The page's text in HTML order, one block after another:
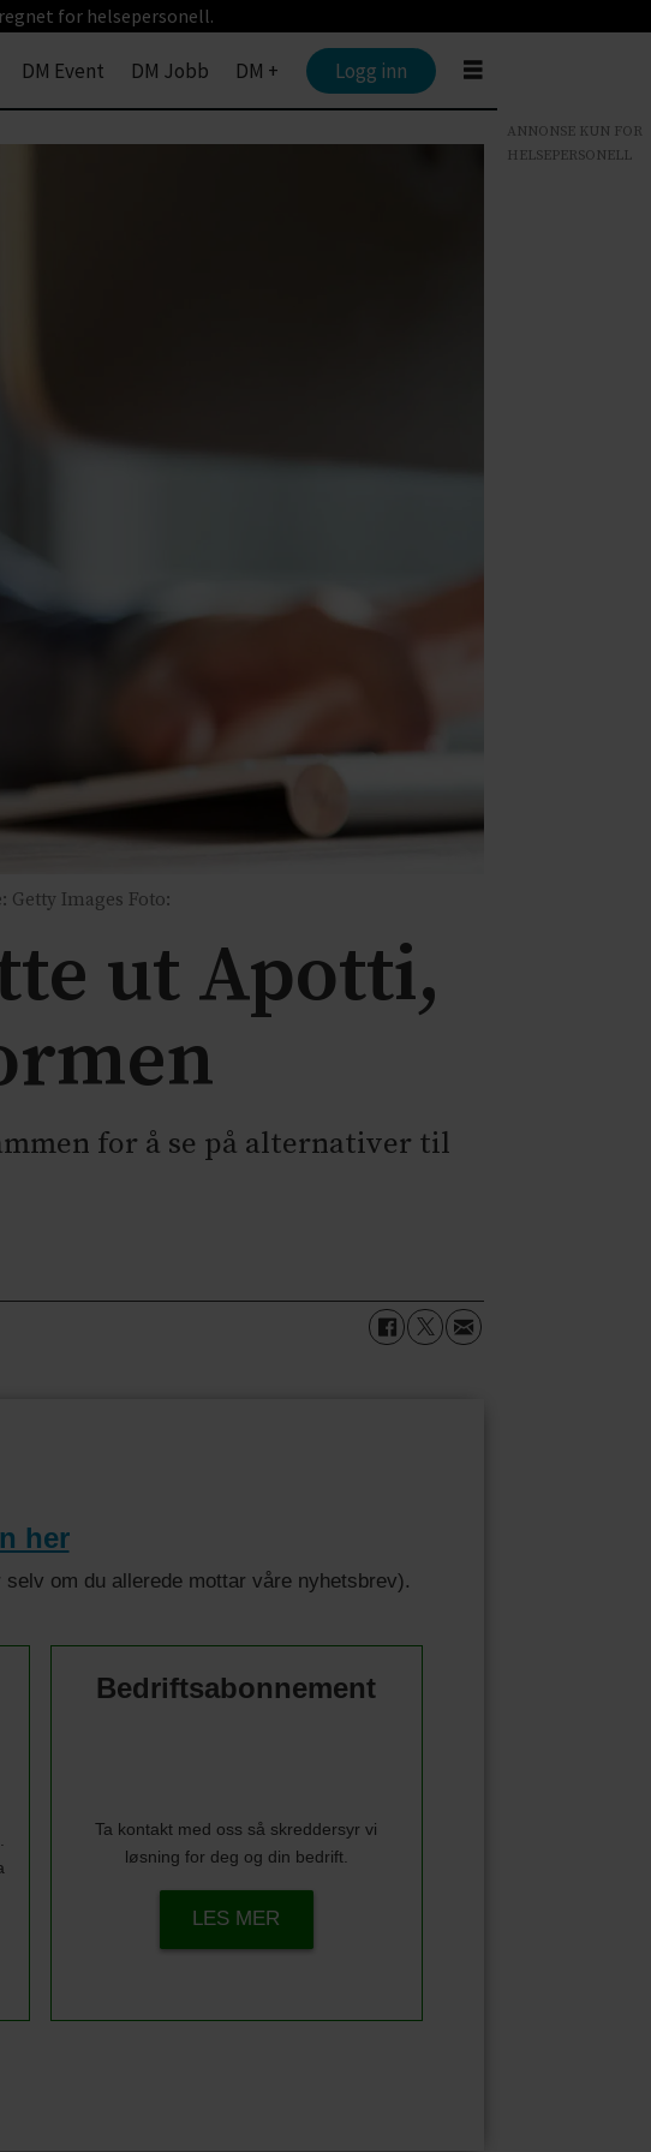
for helsepersonell.
DM Event DM Jobb DM + Logg inn
Images Foto:
ut Apotti,
for å se på alternativer til
her
om du allerede mottar våre nyhetsbrev).
Bedriftsabonnement
Ta kontakt med oss så skreddersyr vi
løsning for deg og din bedrift.
LES MER
ANNONSE KUN FOR
HELSEPERSONELL